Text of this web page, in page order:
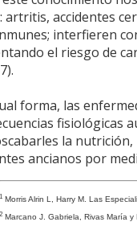
artritis, accidentes
interfieren
el riesgo de
forma, las
fisiológicas
la
ancianos por
1 Morris Alrin L, Harry M. Las
2 Marcano J. Gabriela, Rivas María y